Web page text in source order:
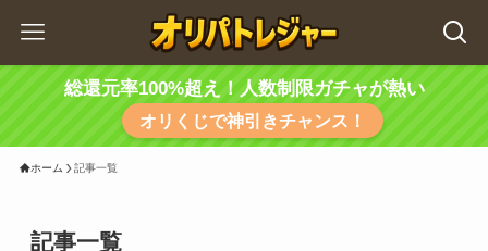
総還元率100%超え！人数制限ガチャが熱い
オリくじで神引きチャンス！
ホーム 記事一覧
記事一覧